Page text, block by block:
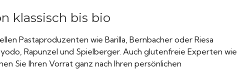
klassisch bis bio
Pastaproduzenten wie Barilla, Bernbacher oder Riesa
Rapunzel und Spielberger. Auch glutenfreie Experten wie
Sie Ihren Vorrat ganz nach Ihren persönlichen